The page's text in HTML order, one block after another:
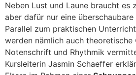
Neben Lust und Laune braucht es
aber dafür nur eine
Parallel zum praktischen
werden nämlich auch theoretische
Notenschrift und Rhythmik
Kursleiterin Jasmin Schaeffer